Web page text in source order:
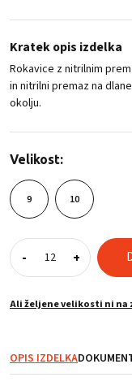
Kratek opis izdelka
Rokavice z nitrilnim
in nitrilni premaz na
okolju.
Velikost:
9 10
Rokavice
z
nitrilnim
premazom
NITRA
+
-
Ali željene velikosti ni na
OPIS IZDELKA